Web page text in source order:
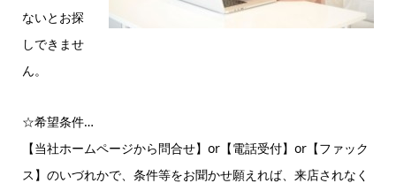
ないとお探
しできませ
ん。
☆希望条件…
【当社ホームページから問合せ】or【電話受付】or【ファック
ス】のいづれかで、条件等をお聞かせ願えれば、来店されなく